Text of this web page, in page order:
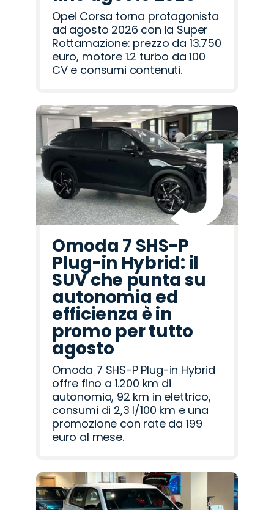
Opel Corsa torna protagonista
ad agosto 2026 con la Super
Rottamazione: prezzo da 13.750
euro, motore 1.2 turbo da 100
CV e consumi contenuti.
Omoda 7 SHS-P
Plug-in Hybrid: il
SUV che punta su
autonomia ed
efficienza è in
promo per tutto
agosto
Omoda 7 SHS-P Plug-in Hybrid
offre fino a 1.200 km di
autonomia, 92 km in elettrico,
consumi di 2,3 l/100 km e una
promozione con rate da 199
euro al mese.